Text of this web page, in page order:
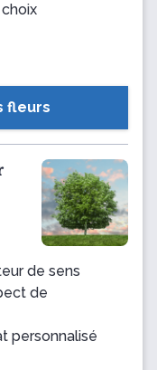
fleurs
de sens
de
personnalisé